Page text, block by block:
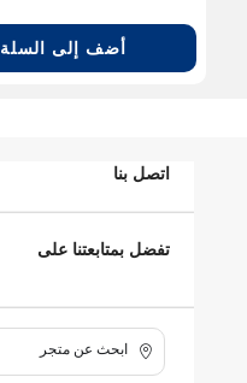
أضف إلى السلة
اتصل بنا
تفضل بمتابعتنا على
ابحث عن متجر